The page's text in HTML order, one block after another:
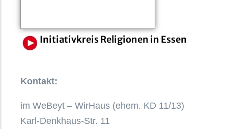
Initiativkreis Religionen in Essen
Kontakt:
im WeBeyt – WirHaus (ehem. KD 11/13)
Karl-Denkhaus-Str. 11